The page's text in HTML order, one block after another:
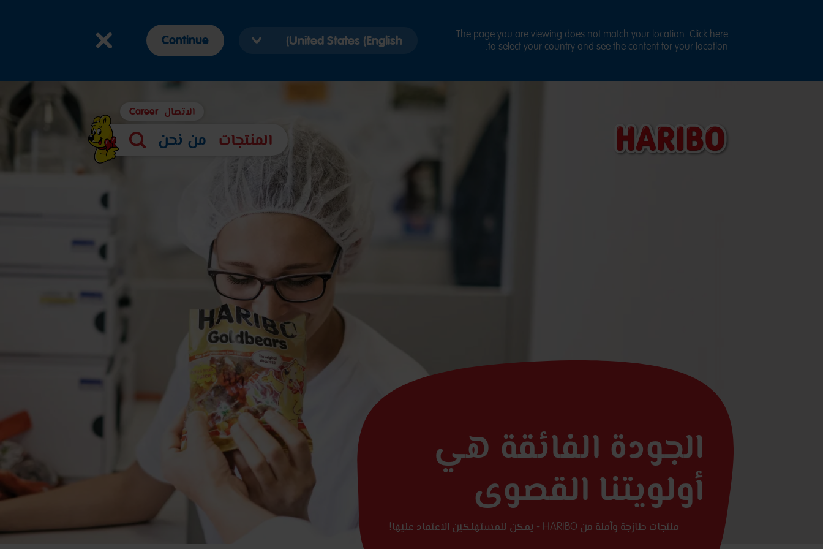
المنتجات من نحن
بحث
الاتصال Career
الجودة الفائقة هي
أولويتنا القصوى
منتجات طازجة وآمنة من HARIBO - يمكن للمستهلكين الاعتماد عليها!
The page you are viewing does not match your location. Click here
to select your country and see the content for your location.
country
Continue